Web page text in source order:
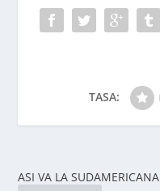
TASA:
ASI VA LA SUDAMERICANA